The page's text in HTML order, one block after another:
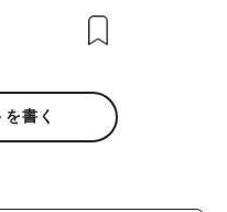
書く